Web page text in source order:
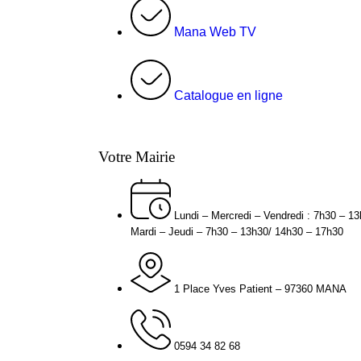
Mana Web TV
Catalogue en ligne
Votre Mairie
Lundi – Mercredi – Vendredi : 7h30 –
Mardi – Jeudi – 7h30 – 13h30/ 14h30 – 17h30
1 Place Yves Patient – 97360 MANA
0594 34 82 68